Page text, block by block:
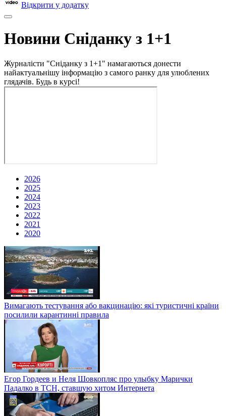
Відкрити у додатку
Новини Сніданку з 1+1
Журналісти "Сніданку з 1+1" намагаються донести
найактуальнішу інформацію з самого ранку для улюблених
глядачів. Будь в курсі!
2026
2025
2024
2023
2022
2021
2020
Вимагають тестування або вакцинацію: які туристичні країни
посилили карантинні правила
Егор Гордеев и Неля Шовкопляс про улыбку Марички
Падалко в ТСН, ставшую хитом Интернета